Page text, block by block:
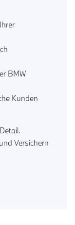
BMW
Kunden
Versichern